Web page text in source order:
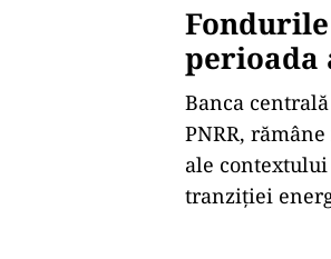
perioada
Banca
PNRR,
ale
tranziției